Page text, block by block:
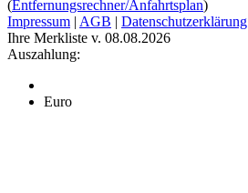
(Entfernungsrechner/Anfahrtsplan)
Impressum | AGB | Datenschutzerklärung
Ihre Merkliste v. 08.08.2026
Auszahlung:
Euro